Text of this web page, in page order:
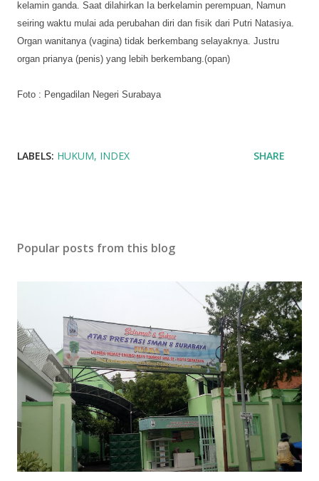
kelamin ganda. Saat dilahirkan Ia berkelamin perempuan, Namun
seiring waktu mulai ada perubahan diri dan fisik dari Putri Natasiya.
Organ wanitanya (vagina) tidak berkembang selayaknya. Justru
organ prianya (penis) yang lebih berkembang.(opan)
Foto : Pengadilan Negeri Surabaya
LABELS: HUKUM INDEX SHARE
Popular posts from this blog